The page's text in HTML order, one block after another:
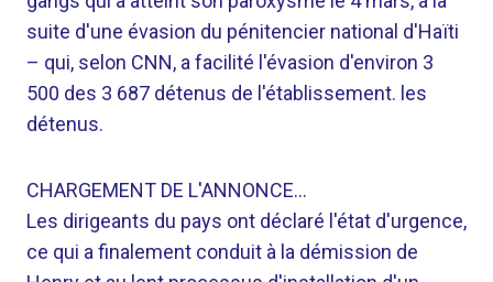
suite d'une évasion du pénitencier national d'Haïti
– qui, selon CNN, a facilité l'évasion d'environ 3
500 des 3 687 détenus de l'établissement. les
détenus.
CHARGEMENT DE L'ANNONCE…
Les dirigeants du pays ont déclaré l'état d'urgence,
ce qui a finalement conduit à la démission de